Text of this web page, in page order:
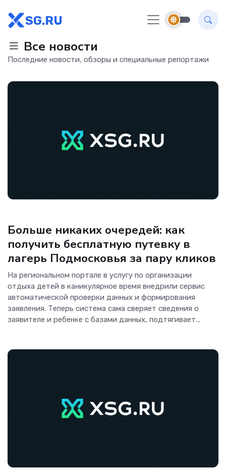
SG.RU
Все новости
Последние новости, обзоры и специальные репортажи
Больше никаких очередей: как
получить бесплатную путевку в
лагерь Подмосковья за пару кликов
На региональном портале в услугу по организации
отдыха детей в каникулярное время внедрили сервис
автоматической проверки данных и формирования
заявления. Теперь система сама сверяет сведения о
заявителе и ребенке с базами данных, подтягивает...